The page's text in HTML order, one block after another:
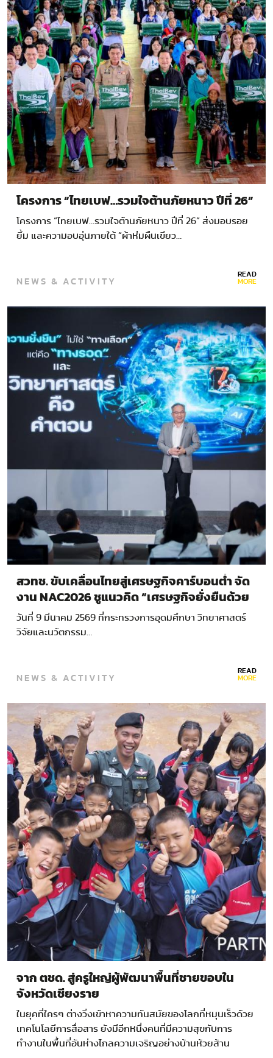
โครงการ “ไทยเบฟ…รวมใจต้านภัยหนาว ปีที่ 26”
โครงการ “ไทยเบฟ…รวมใจต้านภัยหนาว ปีที่ 26” ส่งมอบรอย
ยิ้ม และความอบอุ่นภายใต้ “ผ้าห่มผืนเขียว…
NEWS & ACTIVITY READ
MORE
สวทช. ขับเคลื่อนไทยสู่เศรษฐกิจคาร์บอนต่ำ จัด
งาน NAC2026 ชูแนวคิด “เศรษฐกิจยั่งยืนด้วย
วิทยาศาสตร์และเทคโนโลยี”
วันที่ 9 มีนาคม 2569 ที่กระทรวงการอุดมศึกษา วิทยาศาสตร์
วิจัยและนวัตกรรม…
NEWS & ACTIVITY READ
MORE
จาก ตชด. สู่ครูใหญ่ผู้พัฒนาพื้นที่ชายขอบใน
จังหวัดเชียงราย
ในยุคที่ใครๆ ต่างวิ่งเข้าหาความทันสมัยของโลกที่หมุนเร็วด้วย
เทคโนโลยีการสื่อสาร ยังมีอีกหนึ่งคนที่มีความสุขกับการ
ทำงานในพื้นที่อันห่างไกลความเจริญอย่างบ้านห้วยส้าน